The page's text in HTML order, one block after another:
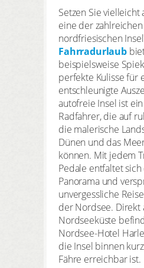
Setzen Sie vielleicht
eine der
nordfriesischen
Fahrradurlaub
beispielsweise
perfekte Kulisse für
entschleunigte
autofreie Insel ist
Radfahrer, die auf
die malerische
Dünen und das
können. Mit jedem
Pedale entfaltet
Panorama und
unvergessliche
der Nordsee. Direkt
Nordseeküste
Nordsee-Hotel
die Insel binnen
Fähre erreichbar ist.